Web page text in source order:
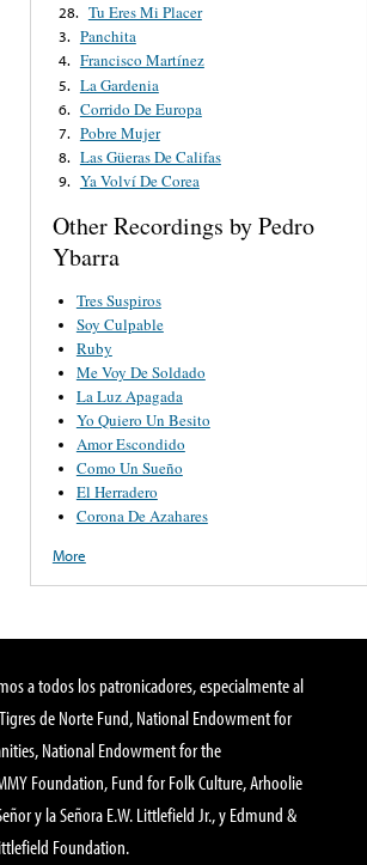
28. Tu Eres Mi Placer
3. Panchita
4. Francisco Martínez
5. La Gardenia
6. Corrido De Europa
7. Pobre Mujer
8. Las Güeras De Califas
9. Ya Volví De Corea
Other Recordings by Pedro
Ybarra
Tres Suspiros
Soy Culpable
Ruby
Me Voy De Soldado
La Luz Apagada
Yo Quiero Un Besito
Amor Escondido
Como Un Sueño
El Herradero
Corona De Azahares
More
a todos los patronicadores, especialmente al
Tigres de Norte Fund, National Endowment for
National Endowment for the
Foundation, Fund for Folk Culture, Arhoolie
y la Señora E.W. Littlefield Jr., y Edmund &
Foundation.